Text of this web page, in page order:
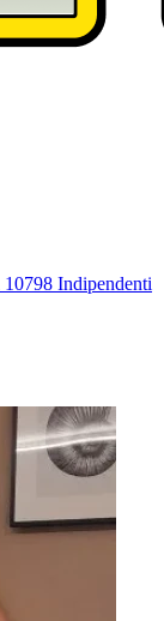
10798 Indipendenti